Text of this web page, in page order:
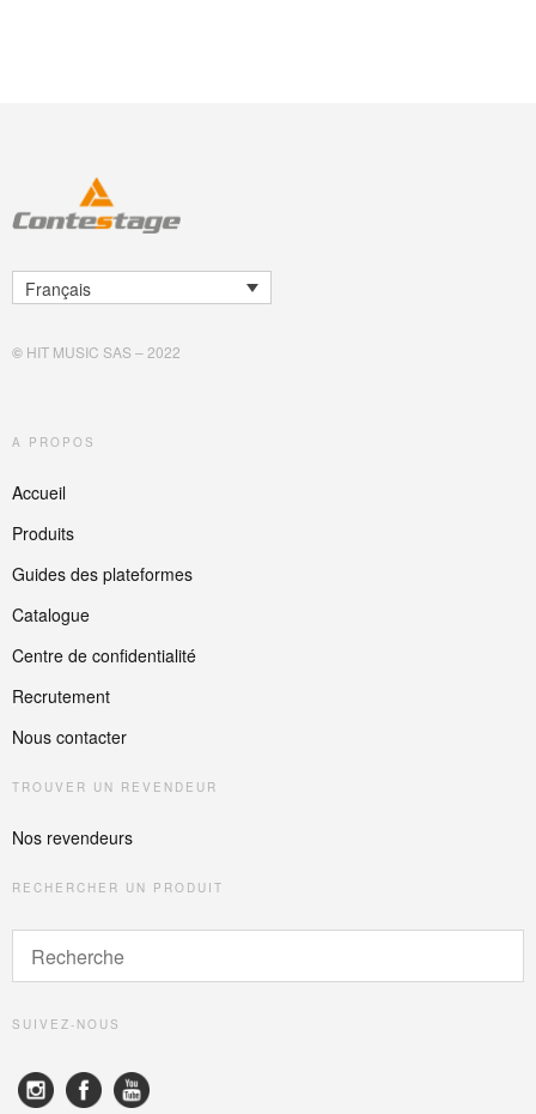
Français
© HIT MUSIC SAS – 2022
A PROPOS
Accueil
Produits
Guides des plateformes
Catalogue
Centre de confidentialité
Recrutement
Nous contacter
TROUVER UN REVENDEUR
Nos revendeurs
RECHERCHER UN PRODUIT
SUIVEZ-NOUS